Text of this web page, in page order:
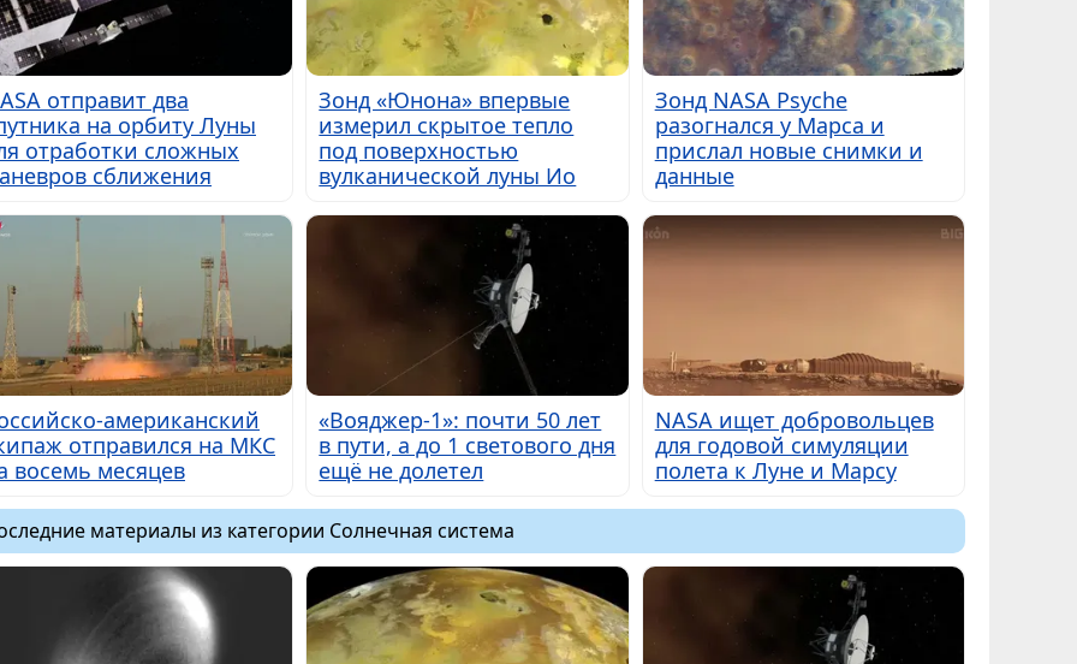
отправит два
на орбиту Луны
отработки сложных
сближения
Зонд «Юнона» впервые
измерил скрытое тепло
под поверхностью
вулканической луны Ио
Зонд NASA Psyche
разогнался у Марса и
прислал новые снимки и
данные
американский
отправился на МКС
восемь месяцев
«Вояджер-1»: почти 50 лет
в пути, а до 1 светового дня
ещё не долетел
NASA ищет добровольцев
для годовой симуляции
полета к Луне и Марсу
материалы из категории Солнечная система